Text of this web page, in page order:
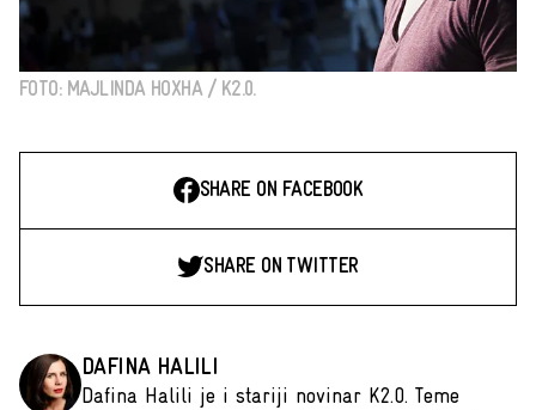
FOTO: MAJLINDA HOXHA / K2.0.
SHARE ON FACEBOOK
SHARE ON TWITTER
DAFINA HALILI
Dafina Halili je i stariji novinar K2.0. Teme